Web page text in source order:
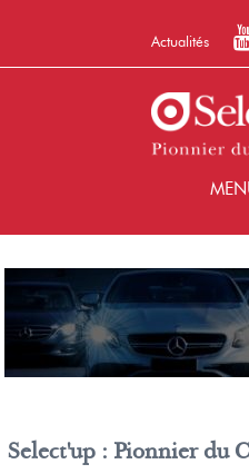
Actualités
Select'up : Pionnier du